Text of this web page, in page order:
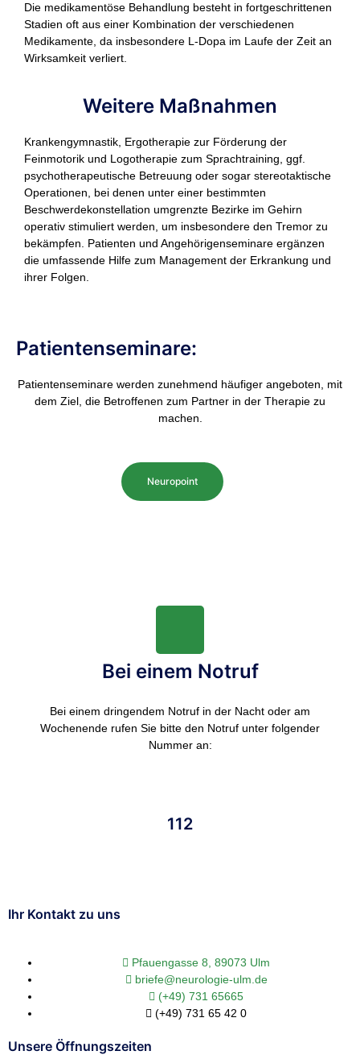
Die medikamentöse Behandlung besteht in fortgeschrittenen
Stadien oft aus einer Kombination der verschiedenen
Medikamente, da insbesondere L-Dopa im Laufe der Zeit an
Wirksamkeit verliert.
Weitere Maßnahmen
Krankengymnastik, Ergotherapie zur Förderung der
Feinmotorik und Logotherapie zum Sprachtraining, ggf.
psychotherapeutische Betreuung oder sogar stereotaktische
Operationen, bei denen unter einer bestimmten
Beschwerdekonstellation umgrenzte Bezirke im Gehirn
operativ stimuliert werden, um insbesondere den Tremor zu
bekämpfen. Patienten und Angehörigenseminare ergänzen
die umfassende Hilfe zum Management der Erkrankung und
ihrer Folgen.
Patientenseminare:
Patientenseminare werden zunehmend häufiger angeboten, mit
dem Ziel, die Betroffenen zum Partner in der Therapie zu
machen.
Neuropoint
Bei einem Notruf
Bei einem dringendem Notruf in der Nacht oder am
Wochenende rufen Sie bitte den Notruf unter folgender
Nummer an:
112
Ihr Kontakt zu uns
Pfauengasse 8, 89073 Ulm
briefe@neurologie-ulm.de
(+49) 731 65665
(+49) 731 65 42 0
Unsere Öffnungszeiten